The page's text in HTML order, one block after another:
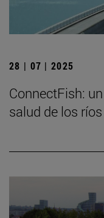
28 | 07 | 2025
ConnectFish:
salud de los